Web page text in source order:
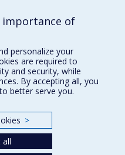
importance of
personalize your
are required to
and security, while
By accepting all, you
better serve you.
>
all